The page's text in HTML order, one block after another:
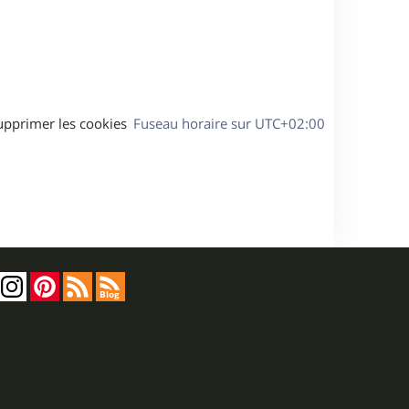
Fuseau horaire sur UTC+02:00
les cookies